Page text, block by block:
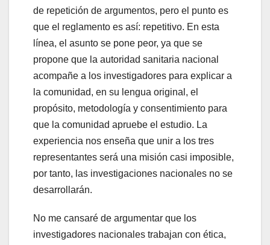
de repetición de argumentos, pero el punto es
que el reglamento es así: repetitivo. En esta
línea, el asunto se pone peor, ya que se
propone que la autoridad sanitaria nacional
acompañe a los investigadores para explicar a
la comunidad, en su lengua original, el
propósito, metodología y consentimiento para
que la comunidad apruebe el estudio. La
experiencia nos enseña que unir a los tres
representantes será una misión casi imposible,
por tanto, las investigaciones nacionales no se
desarrollarán.
No me cansaré de argumentar que los
investigadores nacionales trabajan con ética,